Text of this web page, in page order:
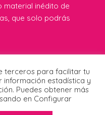
material inédito de
que solo podrás
derechos reservados ·
terceros para facilitar tu
información estadística y
Puedes obtener más
en Configurar